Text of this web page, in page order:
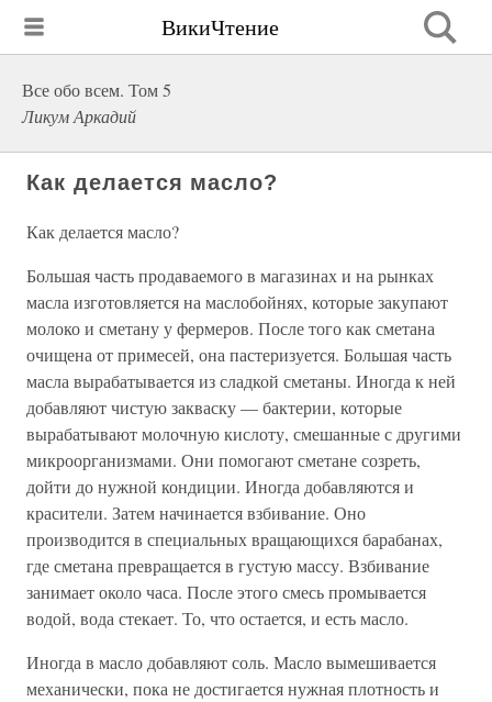
ВикиЧтение
Все обо всем. Том 5
Ликум Аркадий
Как делается масло?
Как делается масло?
Большая часть продаваемого в магазинах и на рынках
масла изготовляется на маслобойнях, которые закупают
молоко и сметану у фермеров. После того как сметана
очищена от примесей, она пастеризуется. Большая часть
масла вырабатывается из сладкой сметаны. Иногда к ней
добавляют чистую закваску — бактерии, которые
вырабатывают молочную кислоту, смешанные с другими
микроорганизмами. Они помогают сметане созреть,
дойти до нужной кондиции. Иногда добавляются и
красители. Затем начинается взбивание. Оно
производится в специальных вращающихся барабанах,
где сметана превращается в густую массу. Взбивание
занимает около часа. После этого смесь промывается
водой, вода стекает. То, что остается, и есть масло.
Иногда в масло добавляют соль. Масло вымешивается
механически, пока не достигается нужная плотность и